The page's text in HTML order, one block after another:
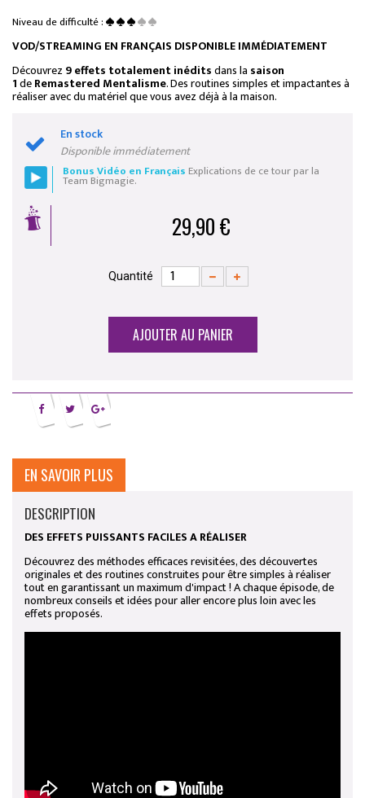
Niveau de difficulté :
VOD/STREAMING EN FRANÇAIS DISPONIBLE IMMÉDIATEMENT
Découvrez 9 effets totalement inéditsdans la saison
1deRemastered Mentalisme. Des routines simples et impactantes à
réaliser avec du matériel que vous avez déjà à la maison.
En stock
Disponible immédiatement
Bonus Vidéo en Français Explications de ce tour par la
Team Bigmagie.
29,90 €
Quantité
AJOUTER AU PANIER
EN SAVOIR PLUS
DESCRIPTION
DES EFFETS PUISSANTS FACILES A RÉALISER
Découvrez des méthodes efficaces revisitées, des découvertes
originales et des routines construites pour être simples à réaliser
tout en garantissant un maximum d'impact ! A chaque épisode, de
nombreux conseils et idées pour aller encore plus loin avec les
effets proposés.